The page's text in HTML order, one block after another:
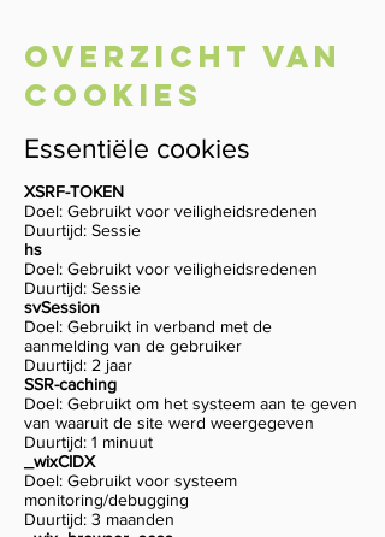
Overzicht van
cookies
Essentiële cookies
XSRF-TOKEN
Doel: Gebruikt voor veiligheidsredenen
Duurtijd: Sessie
hs
Doel: Gebruikt voor veiligheidsredenen
Duurtijd: Sessie
svSession
Doel: Gebruikt in verband met de
aanmelding van de gebruiker
Duurtijd: 2 jaar
SSR-caching
Doel: Gebruikt om het systeem aan te geven
van waaruit de site werd weergegeven
Duurtijd: 1 minuut
_wixCIDX
Doel: Gebruikt voor systeem
monitoring/debugging
Duurtijd: 3 maanden